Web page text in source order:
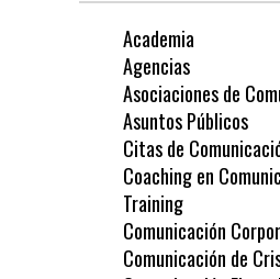
Academia
Agencias
Asociaciones de
Asuntos Públicos
Citas de
Coaching en
Training
Comunicación
Comunicación de